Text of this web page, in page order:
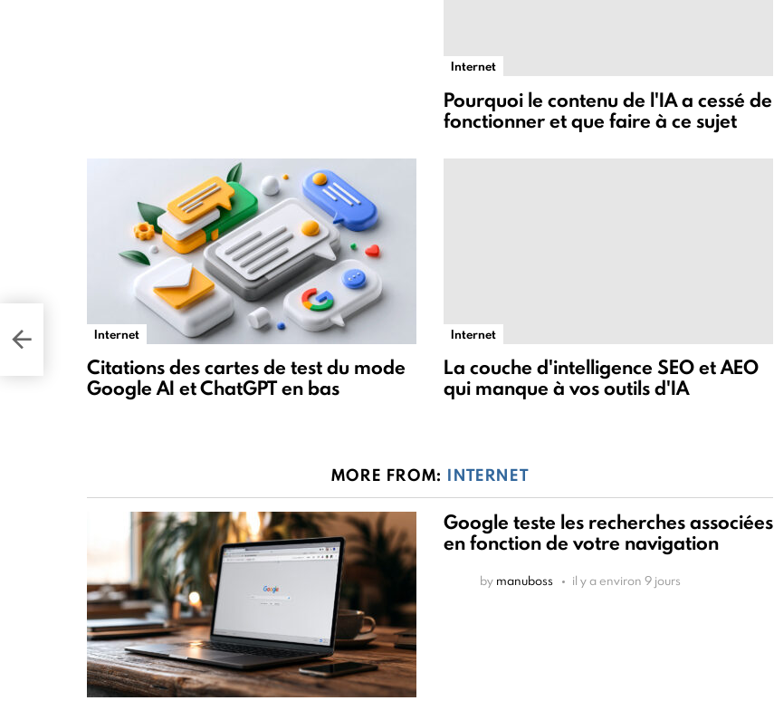
Internet
Pourquoi le contenu de l'IA a cessé de
fonctionner et que faire à ce sujet
Internet
Citations des cartes de test du mode
Google AI et ChatGPT en bas
Internet
La couche d'intelligence SEO et AEO
qui manque à vos outils d'IA
MORE FROM: INTERNET
Google teste les recherches associées
en fonction de votre navigation
by manuboss il y a environ 9 jours